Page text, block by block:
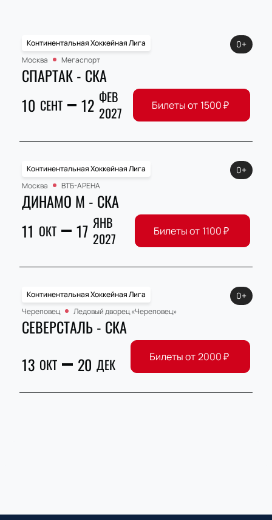
Континентальная Хоккейная Лига
Москва
Мегаспорт
СПАРТАК - СКА
10 СЕНТ 12 ФЕВ
2027
0+
Билеты от 1500₽
Континентальная Хоккейная Лига
Москва
ВТБ-АРЕНА
ДИНАМО М - СКА
11 ОКТ 17 ЯНВ
2027
0+
Билеты от 1100₽
Континентальная Хоккейная Лига
Череповец
Ледовый дворец «Череповец»
СЕВЕРСТАЛЬ - СКА
13 ОКТ 20 ДЕК
0+
Билеты от2000₽